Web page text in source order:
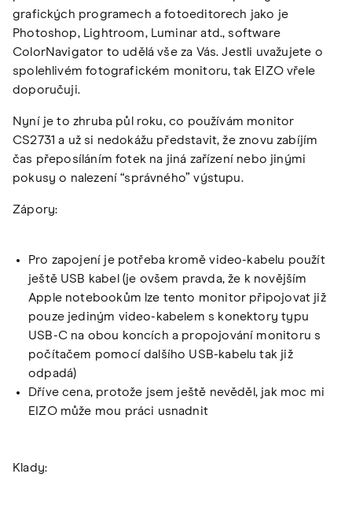
grafických programech a fotoeditorech jako je
Photoshop, Lightroom, Luminar atd., software
ColorNavigator to udělá vše za Vás. Jestli uvažujete o
spolehlivém fotografickém monitoru, tak EIZO vřele
doporučuji.
Nyní je to zhruba půl roku, co používám monitor
CS2731 a už si nedokážu představit, že znovu zabíjím
čas přeposíláním fotek na jiná zařízení nebo jinými
pokusy o nalezení “správného” výstupu.
Zápory:
Pro zapojení je potřeba kromě video-kabelu použít
ještě USB kabel (je ovšem pravda, že k novějším
Apple notebookům lze tento monitor připojovat již
pouze jediným video-kabelem s konektory typu
USB-C na obou koncích a propojování monitoru s
počítačem pomocí dalšího USB-kabelu tak již
odpadá)
Dříve cena, protože jsem ještě nevěděl, jak moc mi
EIZO může mou práci usnadnit
Klady: